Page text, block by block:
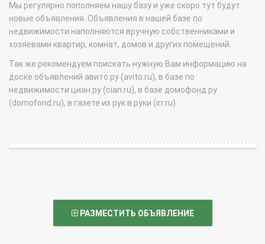
Мы регулярно пополняем нашу базу и уже скоро тут будут
новые объявления. Объявления в нашей базе по
недвижимости наполняются вручную собственниками и
хозяевами квартир, комнат, домов и других помещений.
Так же рекомендуем поискать нужную Вам информацию на
доске объявлений авито.ру (avito.ru), в базе по
недвижимости циан.ру (cian.ru), в базе домофонд.ру
(domofond.ru), в газете из рук в руки (irr.ru).
РАЗМЕСТИТЬ ОБЪЯВЛЕНИЕ